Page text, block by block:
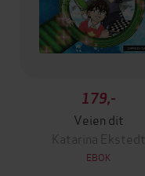
179,-
Veien dit
Katarina Ekstedt
EBOK